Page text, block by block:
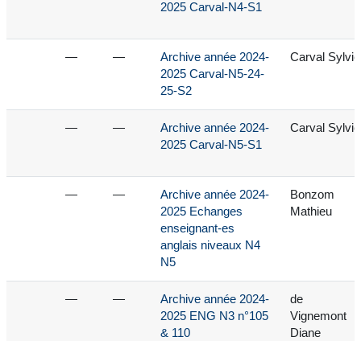
2025 Carval-N4-S1
— —
Archive année 2024-
2025 Carval-N5-24-
25-S2
Carval Sylvie
— —
Archive année 2024-
2025 Carval-N5-S1
Carval Sylvie
— —
Archive année 2024-
2025 Echanges
enseignant-es
anglais niveaux N4
N5
Bonzom
Mathieu
— —
Archive année 2024-
2025 ENG N3 n°105
& 110
de
Vignemont
Diane